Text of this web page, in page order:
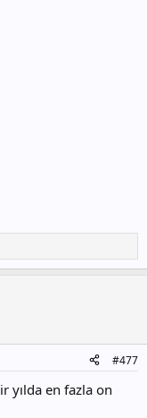
#477
yılda en fazla on